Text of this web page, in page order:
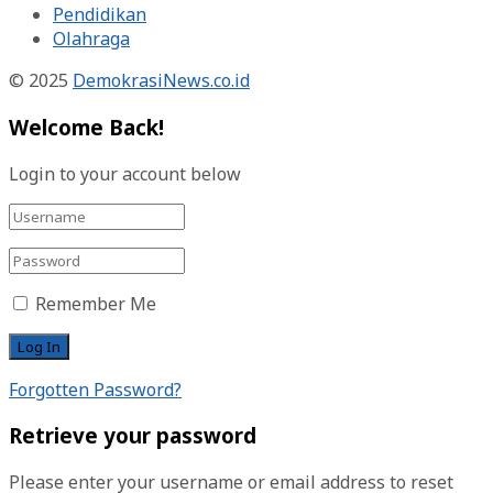
Pendidikan
Olahraga
© 2025 DemokrasiNews.co.id
Welcome Back!
Login to your account below
Remember Me
Forgotten Password?
Retrieve your password
Please enter your username or email address to reset